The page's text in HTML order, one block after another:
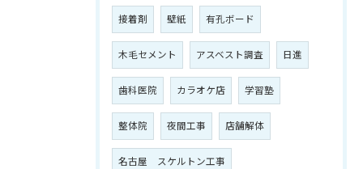
接着剤 壁紙 有孔ボード
木毛セメント アスベスト調査 日進
歯科医院 カラオケ店 学習塾
整体院 夜間工事 店舗解体
名古屋 スケルトン工事